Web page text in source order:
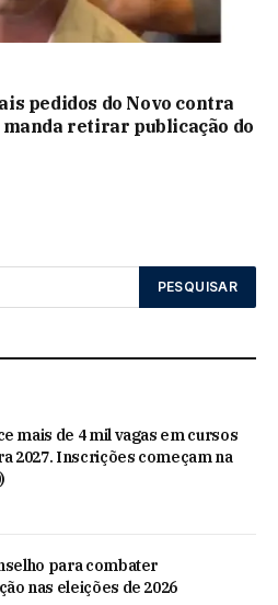
pedidos do Novo contra
retirar publicação do
mais de 4 mil vagas em cursos
2027. Inscrições começam na
para combater
nas eleições de 2026